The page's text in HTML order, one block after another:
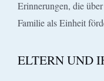
Erinnerungen, die
Familie als Einheit
ELTERN UND